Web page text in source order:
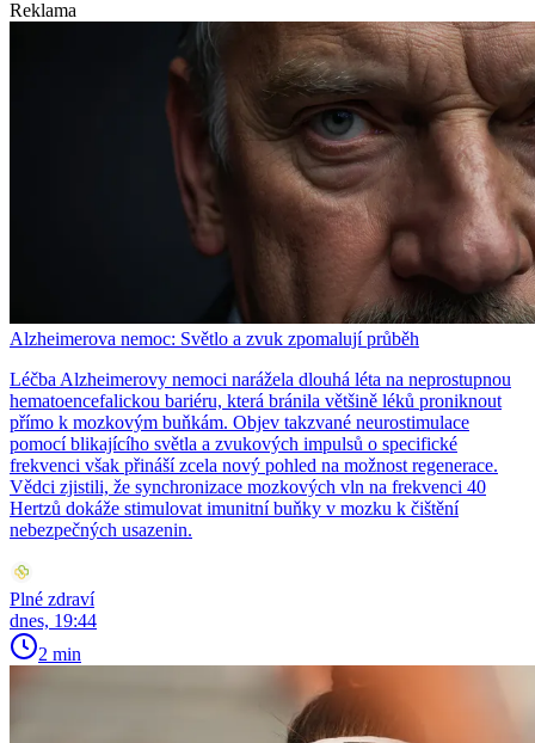
Reklama
Alzheimerova nemoc: Světlo a zvuk zpomalují průběh
Léčba Alzheimerovy nemoci narážela dlouhá léta na neprostupnou
hematoencefalickou bariéru, která bránila většině léků proniknout
přímo k mozkovým buňkám. Objev takzvané neurostimulace
pomocí blikajícího světla a zvukových impulsů o specifické
frekvenci však přináší zcela nový pohled na možnost regenerace.
Vědci zjistili, že synchronizace mozkových vln na frekvenci 40
Hertzů dokáže stimulovat imunitní buňky v mozku k čištění
nebezpečných usazenin.
Plné zdraví
dnes, 19:44
2 min